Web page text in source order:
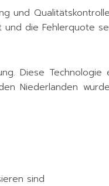
und
und die Fehlerquote
Diese
Niederlanden
sind